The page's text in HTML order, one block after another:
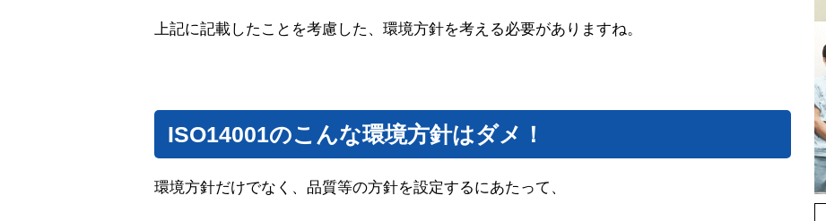
上記に記載したことを考慮した、環境方針を考える必要がありますね。
ISO14001のこんな環境方針はダメ！
環境方針だけでなく、品質等の方針を設定するにあたって、